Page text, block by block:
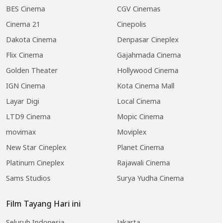
BES Cinema
CGV Cinemas
Cinema 21
Cinepolis
Dakota Cinema
Denpasar Cineplex
Flix Cinema
Gajahmada Cinema
Golden Theater
Hollywood Cinema
IGN Cinema
Kota Cinema Mall
Layar Digi
Local Cinema
LTD9 Cinema
Mopic Cinema
movimax
Moviplex
New Star Cineplex
Planet Cinema
Platinum Cineplex
Rajawali Cinema
Sams Studios
Surya Yudha Cinema
Film Tayang Hari ini